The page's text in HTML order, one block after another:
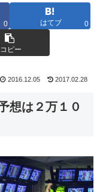
0 はてブ 0
コピー
2016.12.05 2017.02.28
想は２万１０